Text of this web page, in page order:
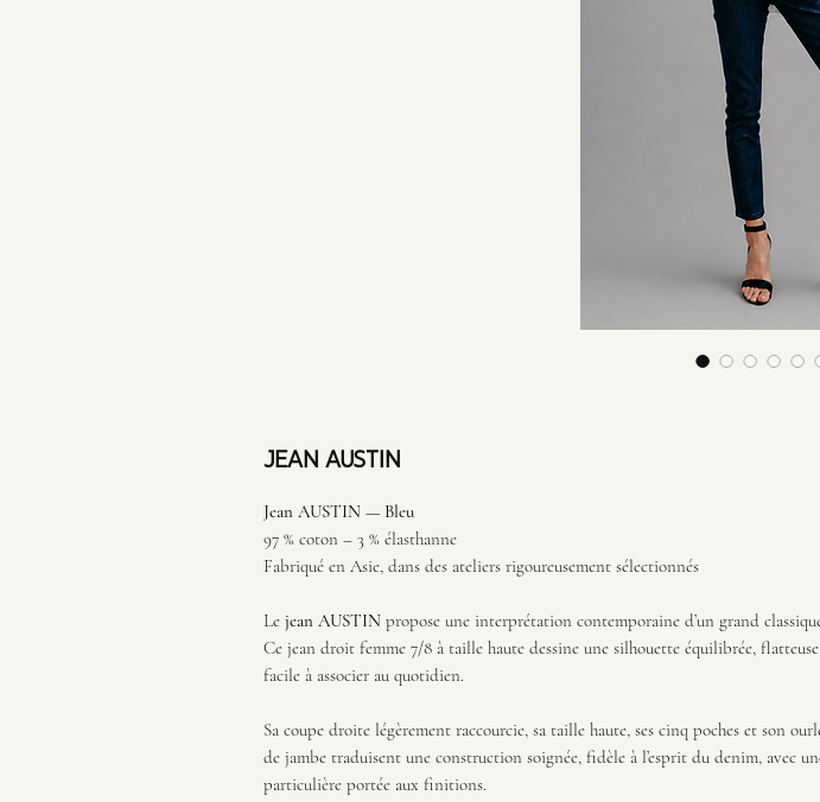
JEAN AUSTIN
Jean AUSTIN — Bleu
97 % coton – 3 % élasthanne
Fabriqué en Asie, dans des ateliers rigoureusement sélectionnés
Le jean AUSTIN propose une interprétation contemporaine d’un grand
Ce jean droit femme 7/8 à taille haute dessine une silhouette équilibrée,
facile à associer au quotidien.
Sa coupe droite légèrement raccourcie, sa taille haute, ses cinq poches et son
de jambe traduisent une construction soignée, fidèle à l’esprit du denim, avec
particulière portée aux finitions.